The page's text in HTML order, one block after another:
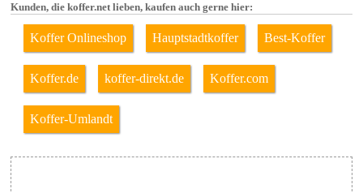
Kunden, die koffer.net lieben, kaufen auch gerne hier:
Koffer Onlineshop Hauptstadtkoffer Best-Koffer
Koffer.de koffer-direkt.de Koffer.com
Koffer-Umlandt